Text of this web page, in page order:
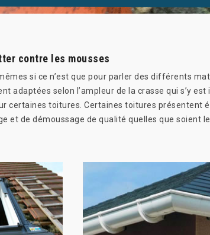
contre les mousses
si ce n’est que pour parler des différents
selon l’ampleur de la crasse qui s’y
certaines toitures. Certaines toitures présentent
et de démoussage de qualité quelles que soient